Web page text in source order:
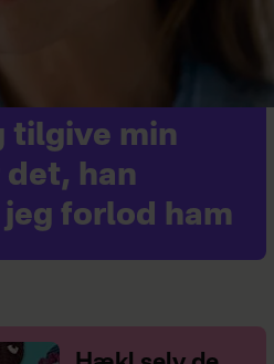
tilgive min
han
forlod ham